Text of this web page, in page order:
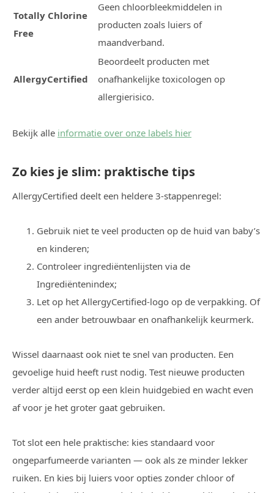
Totally Chlorine
Free
Geen chloorbleekmiddelen in
producten zoals luiers of
maandverband.
AllergyCertified
Beoordeelt producten met
onafhankelijke toxicologen op
allergierisico.
Bekijk alle informatie over onze labels hier
Zo kies je slim: praktische tips
AllergyCertified deelt een heldere 3-stappenregel:
Gebruik niet te veel producten op de huid van baby’s
en kinderen;
Controleer ingrediëntenlijsten via de
Ingrediëntenindex;
Let op het AllergyCertified-logo op de verpakking. Of
een ander betrouwbaar en onafhankelijk keurmerk.
Wissel daarnaast ook niet te snel van producten. Een
gevoelige huid heeft rust nodig. Test nieuwe producten
verder altijd eerst op een klein huidgebied en wacht even
af voor je het groter gaat gebruiken.
Tot slot een hele praktische: kies standaard voor
ongeparfumeerde varianten — ook als ze minder lekker
ruiken. En kies bij luiers voor opties zonder chloor of